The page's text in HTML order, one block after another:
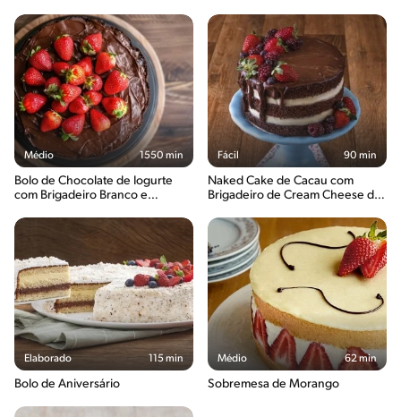
Médio 1550 min
Bolo de Chocolate de Iogurte
com Brigadeiro Branco e
Fácil 90 min
Naked Cake de Cacau com
Brigadeiro de Cream Cheese da
Elaborado 115 min
Bolo de Aniversário
Médio 62 min
Sobremesa de Morango